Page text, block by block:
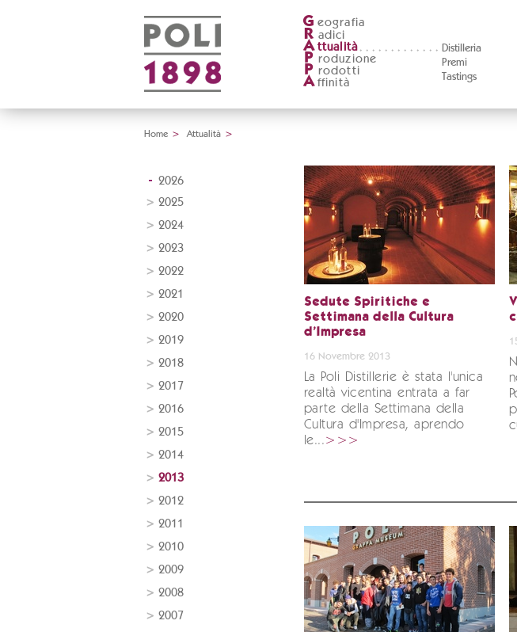
G eografia
R adici
A ttualità
Distilleria
Premi
Tastings
P roduzione
P rodotti
A ffinità
Home > Attualità >
2026
2025
2024
2023
2022
2021
2020
2019
2018
2017
2016
2015
2014
2013
2012
2011
2010
2009
2008
2007
Sedute Spiritiche e
Settimana della Cultura
d'Impresa
16 Novembre 2013
La Poli Distillerie è stata l'unica
realtà vicentina entrata a far
parte della Settimana della
Cultura d'Impresa, aprendo
le...>>>